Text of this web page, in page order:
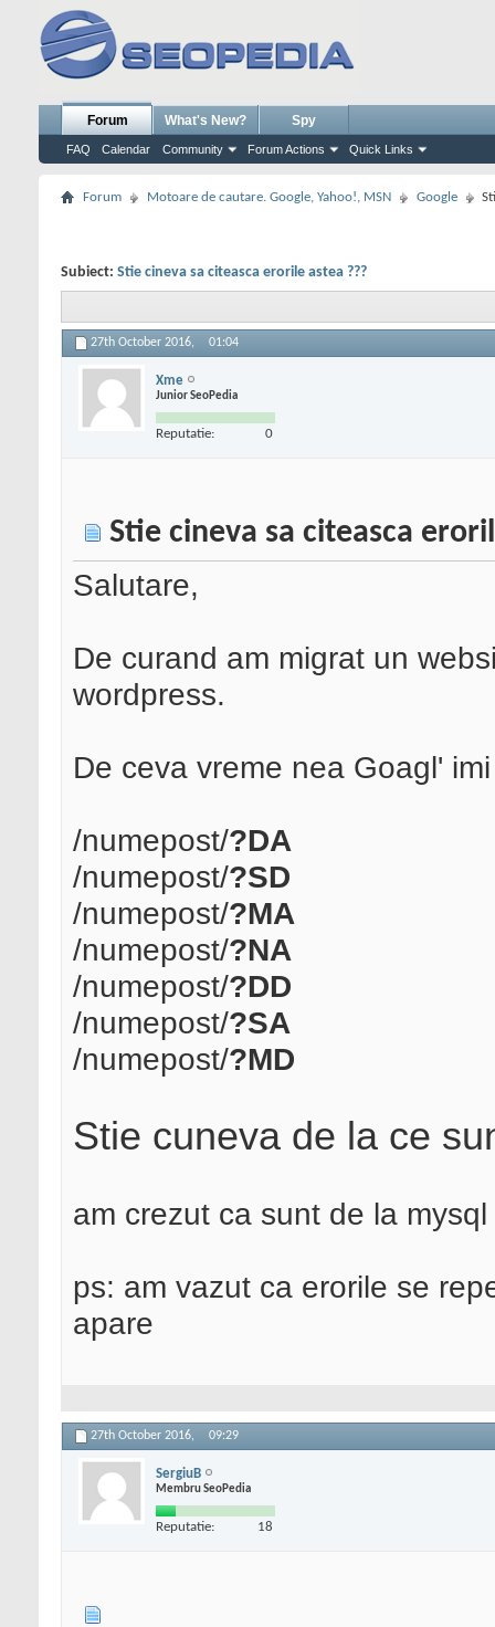
Forum
FAQ Calendar Community Forum Actions Quick Links
What's New? Spy
Forum Motoare de cautare. Google, Yahoo!, MSN Google
Subiect: Stie cineva sa citeasca erorile astea ???
27th October 2016, 01:04
Xme
Junior SeoPedia
Reputatie: 0
Stie cineva sa citeasca
Salutare,
De curand am migrat un
wordpress.
De ceva vreme nea Goagl'
/numepost/?DA
/numepost/?SD
/numepost/?MA
/numepost/?NA
/numepost/?DD
/numepost/?SA
/numepost/?MD
Stie cuneva de la ce
am crezut ca sunt de la
ps: am vazut ca erorile se
apare
27th October 2016, 09:29
SergiuB
Membru SeoPedia
Reputatie: 18